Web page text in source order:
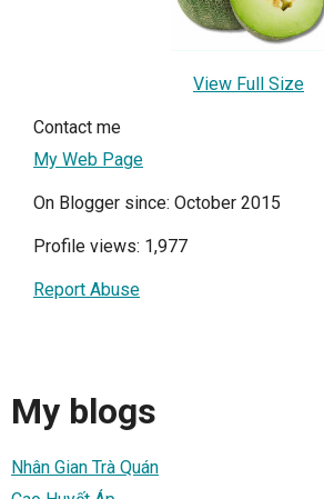
View Full Size
Contact me
My Web Page
On Blogger since: October 2015
Profile views: 1,977
Report Abuse
My blogs
Nhân Gian Trà Quán